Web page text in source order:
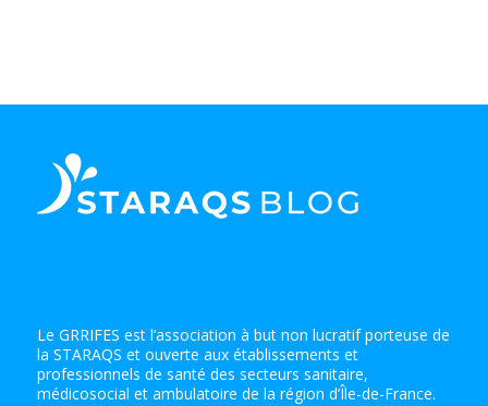
Le GRRIFES est l’association à but non lucratif porteuse de
la STARAQS et ouverte aux établissements et
professionnels de santé des secteurs sanitaire,
médicosocial et ambulatoire de la région d’Île-de-France.